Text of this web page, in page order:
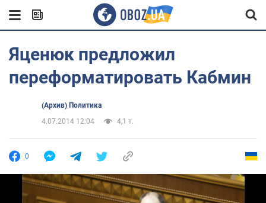
Яценюк предложил
переформатировать Кабмин
(Архив) Политика
4.07.2014 12:04
4,1 т.
0